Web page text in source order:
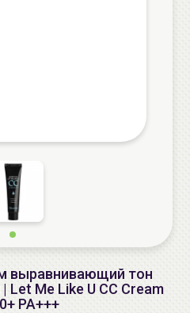
выравнивающий тон
Let Me Like U CC Cream
PA+++